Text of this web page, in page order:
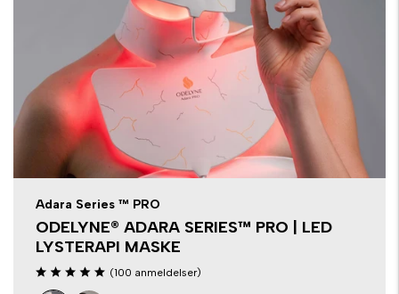
Adara Series ™ PRO
ODELYNE® ADARA SERIES™ PRO | LED
LYSTERAPI MASKE
(100 anmeldelser)